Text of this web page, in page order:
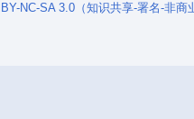
BY-NC-SA 3.0（知识共享-署名-非商